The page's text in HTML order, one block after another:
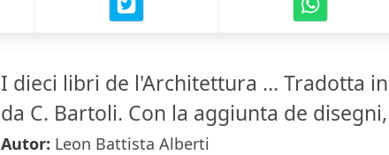
I dieci libri de l'Architettura ... Tradotta
da C. Bartoli. Con la aggiunta de disegni,
Autor: Leon Battista Alberti